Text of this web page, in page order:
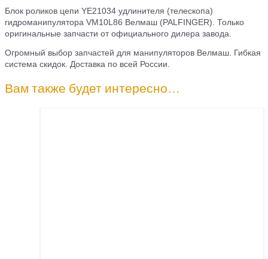
Блок роликов цепи YE21034 удлинителя (телескопа)
гидроманипулятора VM10L86 Велмаш (PALFINGER). Только
оригинальные запчасти от официального дилера завода.
Огромный выбор запчастей для манипуляторов Велмаш. Гибкая
система скидок. Доставка по всей России.
Вам также будет интересно…